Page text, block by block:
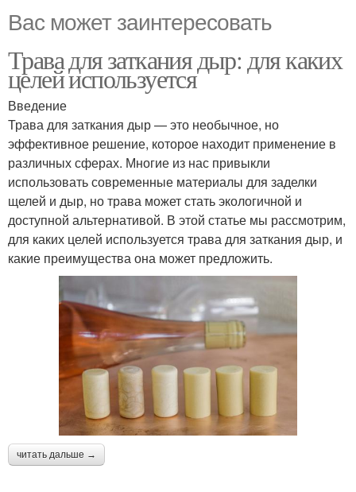
Вас может заинтересовать
Трава для заткания дыр: для каких
целей используется
Введение
Трава для заткания дыр — это необычное, но
эффективное решение, которое находит применение в
различных сферах. Многие из нас привыкли
использовать современные материалы для заделки
щелей и дыр, но трава может стать экологичной и
доступной альтернативой. В этой статье мы рассмотрим,
для каких целей используется трава для заткания дыр, и
какие преимущества она может предложить.
читать дальше →